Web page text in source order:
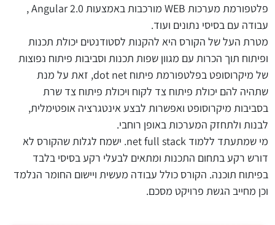
פלטפורמת מערכות WEB מורכבות באמצעות Angular 2.0 ,
עבודה עם בסיסי נתונים ועוד.
מטרת העל של הקורס היא להקנות לסטודנטים יכולת תכנות
ופיתוח תוך הכרות עם מגוון שפות תכנות וסביבות פיתוח נפוצות
של מיקרוסופט בפלטפורמת פיתוח dot net, זאת על מנת
שתהיה להם יכולת פיתוח צד לקוח ויכולת פיתוח צד שרת
בסביבות מיקרוסופט ואפשרות לבצע אינטגרציה אופטימלית,
לבנות ולתחזק המערכות באופן רוחבי.
מי שמתעתד ללמוד net full stack. ישמח לגלות שהקורס לא
דורש רקע בתחום התכנות ומתאים לבעלי רקע בסיסי בלבד
בפיתוח תוכנה. הקורס כולל עבודה מעשית ויישום החומר הנלמד
וכן מחייב הגשת פרויקט מסכם.